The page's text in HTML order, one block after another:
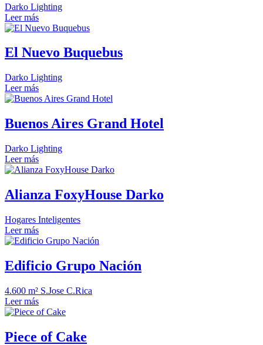
Darko Lighting
Leer más
El Nuevo Buquebus
Darko Lighting
Leer más
Buenos Aires Grand Hotel
Darko Lighting
Leer más
Alianza FoxyHouse Darko
Hogares Inteligentes
Leer más
Edificio Grupo Nación
4.600 m² S.Jose C.Rica
Leer más
Piece of Cake